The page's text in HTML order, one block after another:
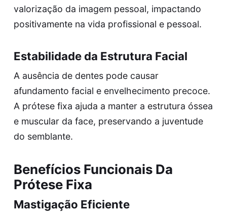
valorização da imagem pessoal, impactando
positivamente na vida profissional e pessoal.
Estabilidade da Estrutura Facial
A ausência de dentes pode causar
afundamento facial e envelhecimento precoce.
A prótese fixa ajuda a manter a estrutura óssea
e muscular da face, preservando a juventude
do semblante.
Benefícios Funcionais Da
Prótese Fixa
Mastigação Eficiente